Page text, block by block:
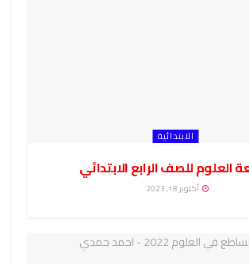
الابتدائية
العلوم للصف الرابع الابتدائي
أكتوبر 18, 2023